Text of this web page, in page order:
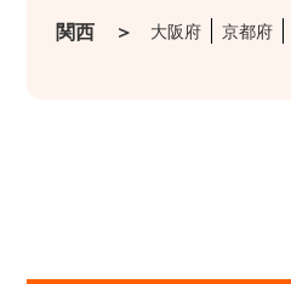
関西 ＞ 大阪府 京都府